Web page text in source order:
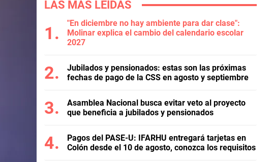
LAS MÁS LEÍDAS
"En diciembre no hay ambiente para dar clase":
Molinar explica el cambio del calendario escolar
2027
Jubilados y pensionados: estas son las próximas
fechas de pago de la CSS en agosto y septiembre
Asamblea Nacional busca evitar veto al proyecto
que beneficia a jubilados y pensionados
Pagos del PASE-U: IFARHU entregará tarjetas en
Colón desde el 10 de agosto, conozca los requisitos